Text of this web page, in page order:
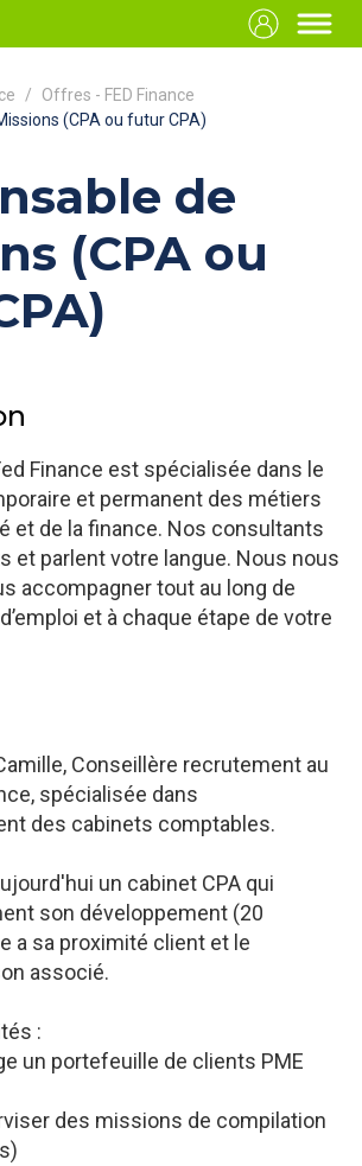
Offres - FED Finance
(CPA ou futur CPA)
de
(CPA ou
Finance est spécialisée dans le
et permanent des métiers
et de la finance. Nos consultants
et parlent votre langue. Nous nous
accompagner tout au long de
et à chaque étape de votre
Conseillère recrutement au
spécialisée dans
des cabinets comptables.
un cabinet CPA qui
son développement (20
a sa proximité client et le
associé.
:
un portefeuille de clients PME
des missions de compilation